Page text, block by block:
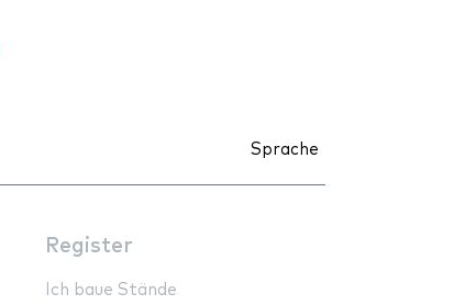
Sprache
Register
Ich baue Stände